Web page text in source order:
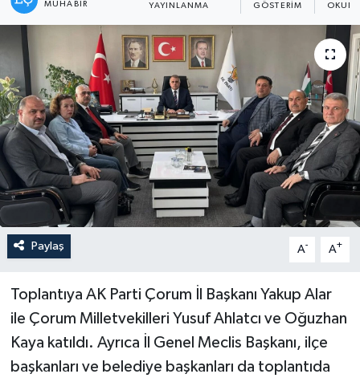
MUHABIR YAYINLANMA GÖSTERIM
Paylaş A- A+
Toplantıya AK Parti Çorum İl Başkanı Yakup Alar
ile Çorum Milletvekilleri Yusuf Ahlatcı ve Oğuzhan
Kaya katıldı. Ayrıca İl Genel Meclis Başkanı, ilçe
başkanları ve belediye başkanları da toplantıda
Haber Arşivi